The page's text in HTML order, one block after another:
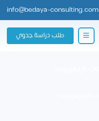
info@bedaya-consulting.com
طلب دراسة جدوي